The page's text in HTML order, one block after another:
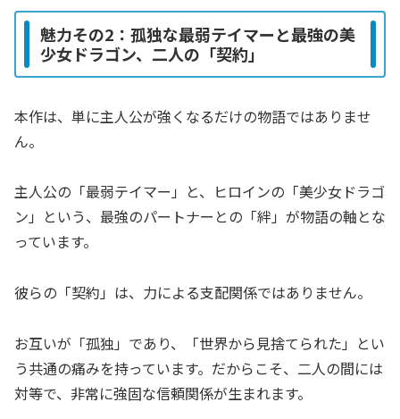
魅力その2：孤独な最弱テイマーと最強の美
少女ドラゴン、二人の「契約」
本作は、単に主人公が強くなるだけの物語ではありませ
ん。
主人公の「最弱テイマー」と、ヒロインの「美少女ドラゴ
ン」という、最強のパートナーとの「絆」が物語の軸とな
っています。
彼らの「契約」は、力による支配関係ではありません。
お互いが「孤独」であり、「世界から見捨てられた」とい
う共通の痛みを持っています。だからこそ、二人の間には
対等で、非常に強固な信頼関係が生まれます。